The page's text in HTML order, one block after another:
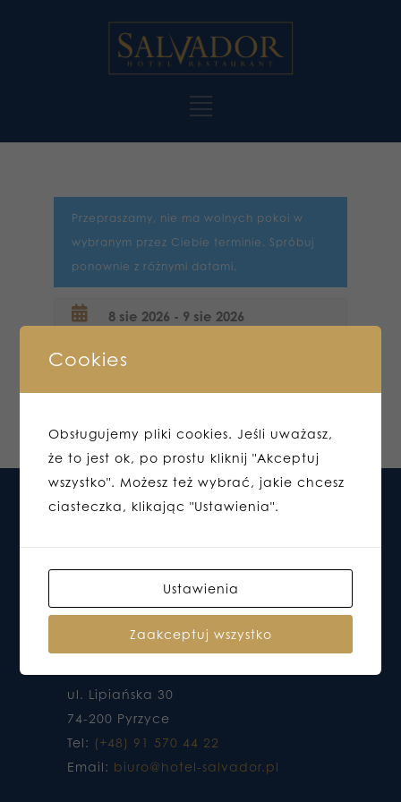
Przepraszamy, nie ma wolnych pokoi w
wybranym przez Ciebie terminie. Spróbuj
ponownie z różnymi datami.
HOTEL DO KTÓREGO CHCESZ WRACAĆ
ul. Lipiańska 30
74-200 Pyrzyce
Tel: (+48) 91 570 44 22
Email: biuro@hotel-salvador.pl
Cookies
Obsługujemy pliki cookies. Jeśli uważasz,
że to jest ok, po prostu kliknij "Akceptuj
wszystko". Możesz też wybrać, jakie chcesz
ciasteczka, klikając "Ustawienia".
Ustawienia
Zaakceptuj wszystko